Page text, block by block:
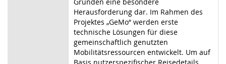
Herausforderung dar. Im Rahmen des
Projektes „GeMo“ werden erste
technische Lösungen für diese
gemeinschaftlich genutzten
Mobilitätsressourcen entwickelt. Um auf